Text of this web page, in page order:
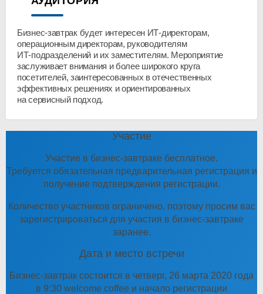
Бизнес-завтракбудет интересен ИТ-директорам,
операционным директорам, руководителям
ИТ-подразделений и их заместителям. Мероприятие
заслуживает внимания и более широкого круга
посетителей, заинтересованных в отечественных
эффективных решениях и ориентированных
на сервисный подход.
Участие
Участие в бизнес-завтраке бесплатное.
Требуется обязательная предварительная регистрация и
получение подтверждения регистрации.
Количество участников ограничено, поэтому просим вас
зарегистрироваться для участия в бизнес-завтраке
заранее.
Дата и место встречи
Бизнес-завтрак состоится в четверг, 26 марта 2020 года
в 9:30 welcome coffee и начало регистрации